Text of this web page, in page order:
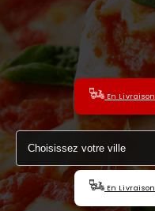
NOTRE RESTAURANT
VOS AVIS
MENTIONS LÉGALES
C.G.V
En Livraison
En Livraison